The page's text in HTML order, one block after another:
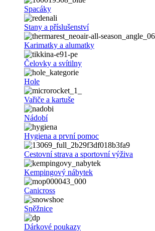
Spacáky
Stany a příslušenství
Karimatky a alumatky
Čelovky a svítilny
Hole
Vařiče a kartuše
Nádobí
Hygiena a první pomoc
Cestovní strava a sportovní výživa
Kempingový nábytek
Canicross
Sněžnice
Dárkové poukazy